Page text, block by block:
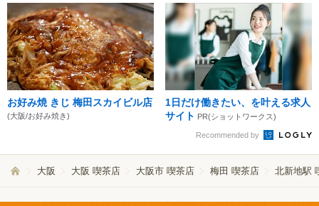
お好み焼 きじ 梅田スカイビル店
(大阪/お好み焼き)
1日だけ働きたい、を叶える求人
サイト PR(ショットワークス)
Recommended by
大阪 大阪 喫茶店 大阪市 喫茶店 梅田 喫茶店 北新地駅